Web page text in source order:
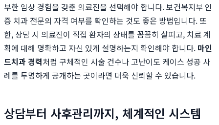
부한 임상 경험을 갖춘 의료진을 선택해야 합니다. 보건복지부 인
증 치과 전문의 자격 여부를 확인하는 것도 좋은 방법입니다. 또
한, 상담 시 의료진이 직접 환자의 상태를 꼼꼼히 살피고, 치료 계
획에 대해 명확하고 자신 있게 설명하는지 확인해야 합니다. 마인
드치과 경력처럼 구체적인 시술 건수나 고난이도 케이스 성공 사
례를 투명하게 공개하는 곳이라면 더욱 신뢰할 수 있습니다.
상담부터 사후관리까지, 체계적인 시스템